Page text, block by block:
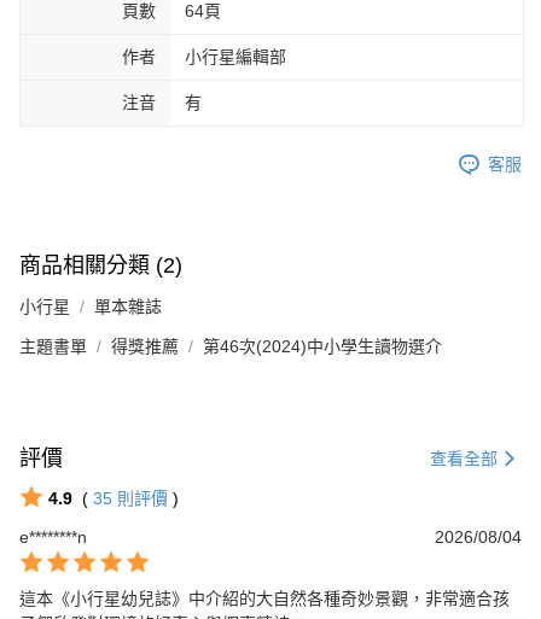
頁數 64頁
作者 小行星編輯部
注音 有
客服
商品相關分類 (2)
小行星 單本雜誌
主題書單 得獎推薦 第46次(2024)中小學生讀物選介
評價 查看全部
4.9 ( 35 則評價 )
e********n
2026/08/04
這本《小行星幼兒誌》中介紹的大自然各種奇妙景觀，非常適合孩